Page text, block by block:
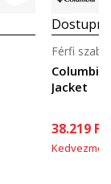
Jacket
Férfi
38.219 Ft